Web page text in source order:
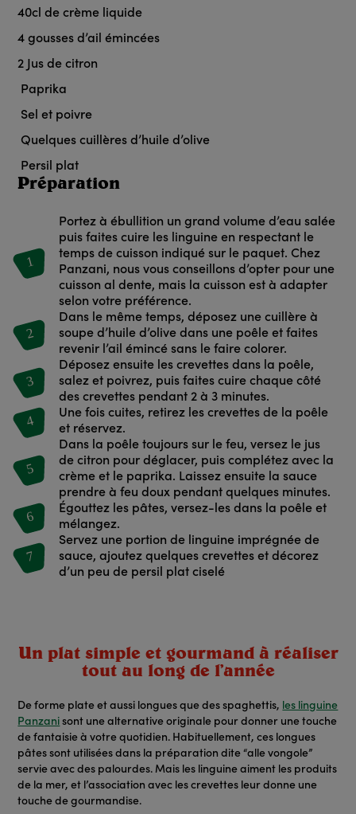
40clde crème liquide
4 gousses d’ail émincées
2
Jus de citron
Paprika
Sel et poivre
Quelques cuillères d’huile d’olive
Persil plat
Préparation
1
Portez à ébullition un grand volume d’eau salée
puis faites cuire les linguine en respectant le
temps de cuisson indiqué sur le paquet. Chez
Panzani, nous vous conseillons d’opter pour une
cuisson al dente, mais la cuisson est à adapter
selon votre préférence.
2
Dans le même temps, déposez une cuillère à
soupe d’huile d’olive dans une poêle et faites
revenir l’ail émincé sans le faire colorer.
3
Déposez ensuite les crevettes dans la poêle,
salez et poivrez, puis faites cuire chaque côté
des crevettes pendant 2 à 3 minutes.
4
Une fois cuites, retirez les crevettes de la poêle
et réservez.
5
Dans la poêle toujours sur le feu, versez le jus
de citron pour déglacer, puis complétez avec la
crème et le paprika. Laissez ensuite la sauce
prendre à feu doux pendant quelques minutes.
6
Égouttez les pâtes, versez-les dans la poêle et
mélangez.
7
Servez une portion de linguine imprégnée de
sauce, ajoutez quelques crevettes et décorez
d’un peu de persil plat ciselé
Un plat simple et gourmand à réaliser
tout au long de l’année
De forme plate et aussi longues que des spaghettis, les linguine
Panzani sont une alternative originale pour donner une touche
de fantaisie à votre quotidien. Habituellement, ces longues
pâtes sont utilisées dans la préparation dite “alle vongole”
servie avec des palourdes. Mais les linguine aiment les produits
de la mer, et l’association avec les crevettes leur donne une
touche de gourmandise.